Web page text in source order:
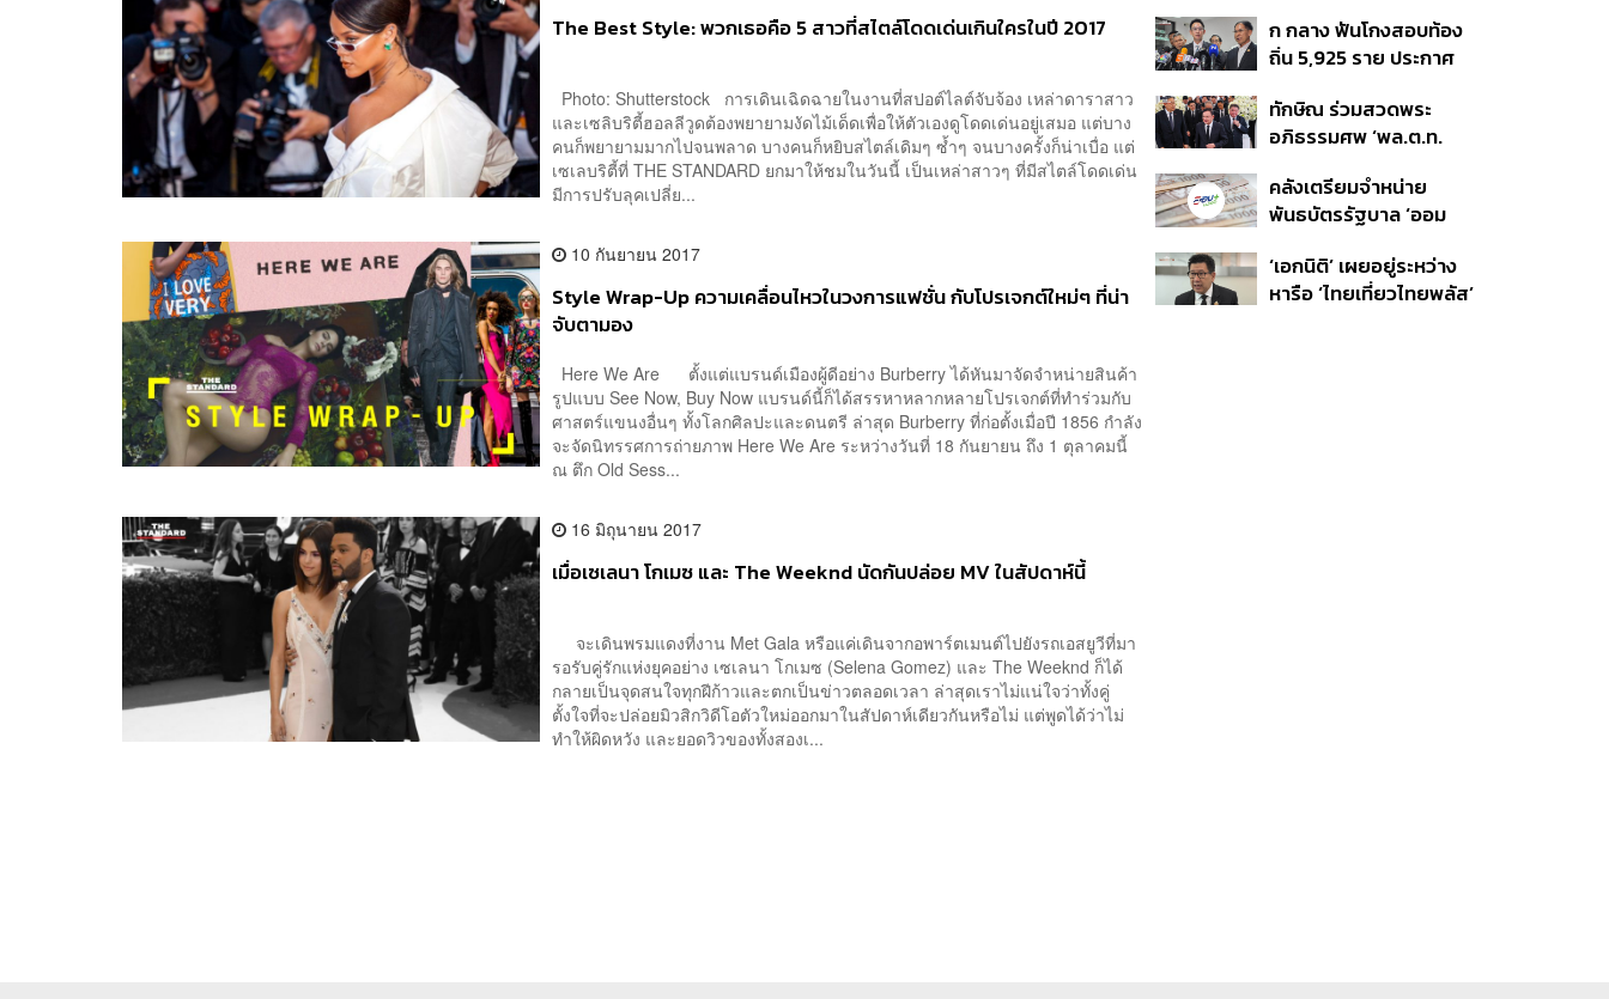
The Best Style: พวกเธอคือ 5 สาวที่สไตล์โดดเด่นเกินใครในปี 2017
Photo: Shutterstock การเดินเฉิดฉายในงานที่สปอต์ไลต์จับจ้อง เหล่าดาราสาว
และเซลิบริตี้ฮอลลีวูดต้องพยายามงัดไม้เด็ดเพื่อให้ตัวเองดูโดดเด่นอยู่เสมอ แต่บาง
คนก็พยายามมากไปจนพลาด บางคนก็หยิบสไตล์เดิมๆ ซ้ำๆ จนบางครั้งก็น่าเบื่อ แต่
เซเลบริตี้ที่ THE STANDARD ยกมาให้ชมในวันนี้ เป็นเหล่าสาวๆ ที่มีสไตล์โดดเด่น
มีการปรับลุคเปลี่ย...
10 กันยายน 2017
Style Wrap-Up ความเคลื่อนไหวในวงการแฟชั่น กับโปรเจกต์ใหม่ๆ ที่น่า
จับตามอง
Here We Are ตั้งแต่แบรนด์เมืองผู้ดีอย่าง Burberry ได้หันมาจัดจำหน่ายสินค้า
รูปแบบ See Now, Buy Now แบรนด์นี้ก็ได้สรรหาหลากหลายโปรเจกต์ที่ทำร่วมกับ
ศาสตร์แขนงอื่นๆ ทั้งโลกศิลปะและดนตรี ล่าสุด Burberry ที่ก่อตั้งเมื่อปี 1856 กำลัง
จะจัดนิทรรศการถ่ายภาพ Here We Are ระหว่างวันที่ 18 กันยายน ถึง 1 ตุลาคมนี้
ณ ตึก Old Sess...
16 มิถุนายน 2017
เมื่อเซเลนา โกเมซ และ The Weeknd นัดกันปล่อย MV ในสัปดาห์นี้
จะเดินพรมแดงที่งาน Met Gala หรือแค่เดินจากอพาร์ตเมนต์ไปยังรถเอสยูวีที่มา
รอรับคู่รักแห่งยุคอย่าง เซเลนา โกเมซ (Selena Gomez) และ The Weeknd ก็ได้
กลายเป็นจุดสนใจทุกฝีก้าวและตกเป็นข่าวตลอดเวลา ล่าสุดเราไม่แน่ใจว่าทั้งคู่
ตั้งใจที่จะปล่อยมิวสิกวิดีโอตัวใหม่ออกมาในสัปดาห์เดียวกันหรือไม่ แต่พูดได้ว่าไม่
ทำให้ผิดหวัง และยอดวิวของทั้งสองเ...
350’ เสริมความมั่นคง
ชายแดน
ก กลาง ฟันโกงสอบท้อง
ถิ่น 5,925 ราย ประกาศ
ราย รอ ป.ป.ช. ขีดเส้นแล้ว
เสร็จ 31 ส.ค.
ทักษิณ ร่วมสวดพระ
อภิธรรมศพ ‘พล.ต.ท.
สิน’ สิริอายุ 103 ปี แกนนำ
เพื่อไทย-บุคคลหลาก
คลังเตรียมจำหน่าย
พันธบัตรรัฐบาล ‘ออม
ก.ย.นี้ อาจเพิ่มสัดส่วนการ
ขายแบบ Small Lot First
‘เอกนิติ’ เผยอยู่ระหว่าง
หารือ ‘ไทยเที่ยวไทยพลัส’